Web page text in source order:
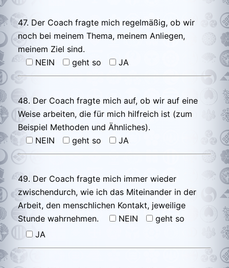
47. Der Coach fragte mich regelmäßig, ob wir
noch bei meinem Thema, meinem Anliegen,
meinem Ziel sind.
NEIN
geht so JA
48. Der Coach fragte mich auf, ob wir auf eine
Weise arbeiten, die für mich hilfreich ist (zum
Beispiel Methoden und Ähnliches).
NEIN
geht so JA
49. Der Coach fragte mich immer wieder
zwischendurch, wie ich das Miteinander in der
Arbeit, den menschlichen Kontakt, jeweilige
Stunde wahrnehmen.
NEIN
geht so
JA